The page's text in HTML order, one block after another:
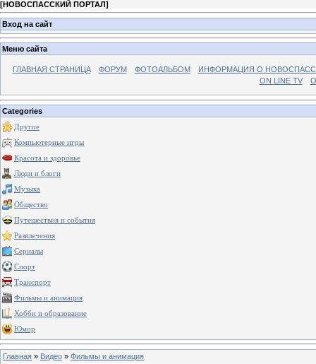
[НОВОСПАССКИЙ ПОРТАЛ]
Вход на сайт
Меню сайта
ГЛАВНАЯ СТРАНИЦА ФОРУМ ФОТОАЛЬБОМ
ИНФОРМАЦИЯ О
ON LINE TV
Categories
Другое
Компьютерные игры
Красота и здоровье
Люди и блоги
Музыка
Общество
Путешествия и события
Развлечения
Сериалы
Спорт
Транспорт
Фильмы и анимация
Хобби и образование
Юмор
Главная » Видео » Фильмы и анимация